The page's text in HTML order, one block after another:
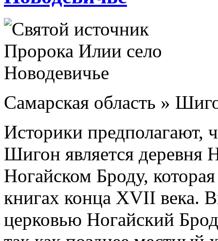
Самарская область »
Историки предполагают,
Шигон является
Ногайском Броду,
книгах конца XVII века.
церковью Ногайский